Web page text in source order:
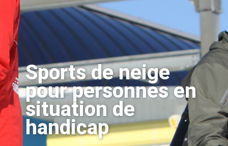
Sports de neige
pour personnes en
situation de
handicap